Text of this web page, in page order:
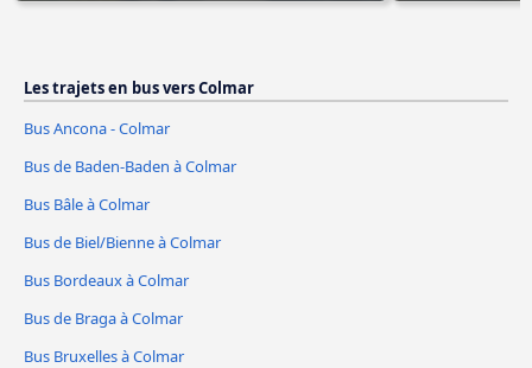
Les trajets en bus vers Colmar
Bus Ancona - Colmar
Bus de Baden-Baden à Colmar
Bus Bâle à Colmar
Bus de Biel/Bienne à Colmar
Bus Bordeaux à Colmar
Bus de Braga à Colmar
Bus Bruxelles à Colmar